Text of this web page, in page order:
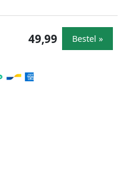
49,99 Bestel »